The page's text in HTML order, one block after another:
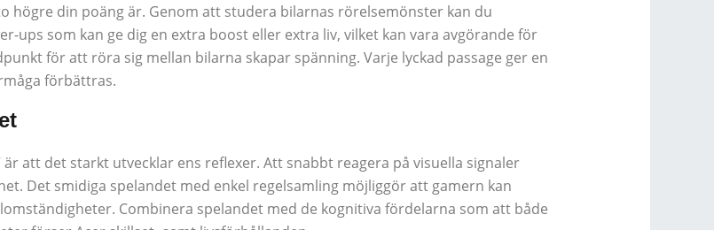
högre din poäng är. Genom att studera bilarnas rörelsemönster kan du
ups som kan ge dig en extra boost eller extra liv, vilket kan vara avgörande för
för att röra sig mellan bilarna skapar spänning. Varje lyckad passage ger en
förbättras.
att det starkt utvecklar ens reflexer. Att snabbt reagera på visuella signaler
Det smidiga spelandet med enkel regelsamling möjliggör att gamern kan
Combinera spelandet med de kognitiva fördelarna som att både